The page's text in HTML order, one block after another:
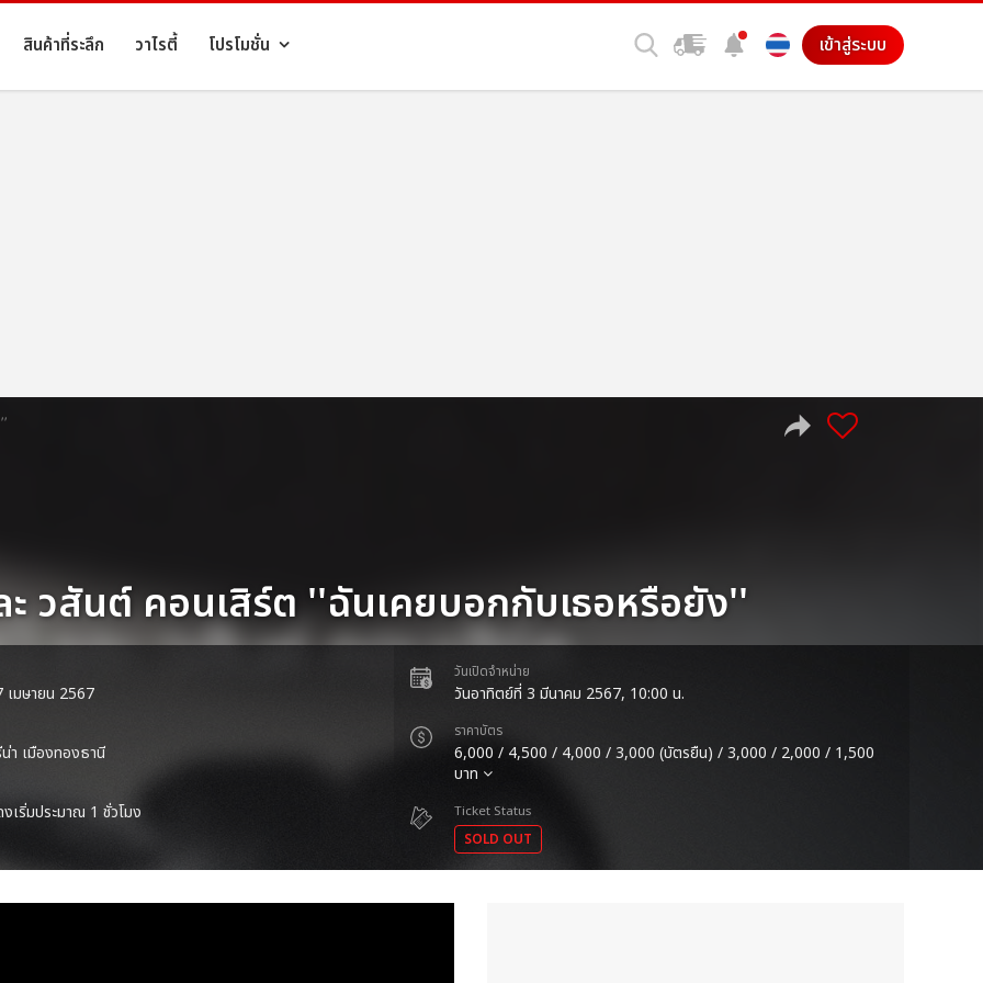
สินค้าที่ระลึก วาไรตี้ โปรโมชั่น เข้าสู่ระบบ
วสันต์ คอนเสิร์ต ''ฉันเคยบอกกับเธอหรือยัง''
เมษายน 2567
า เมืองทองธานี
เริ่มประมาณ 1 ชั่วโมง
วันเปิดจำหน่าย
วันอาทิตย์ที่ 3 มีนาคม 2567, 10:00 น.
ราคาบัตร
6,000 / 4,500 / 4,000 / 3,000 (บัตรยืน) / 3,000 / 2,000 / 1,500
บาท
Ticket Status
SOLD OUT